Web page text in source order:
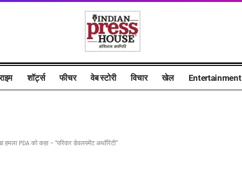
शॉर्ट्स फीचर वेब स्टोरी विचार खेल Entertainment
PDA को कहा – “परिवार डेवलपमेंट अथॉरिटी”